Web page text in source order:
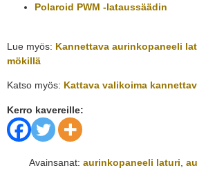
Polaroid PWM -lataussäädin
Lue myös: Kannettava aurinkopaneeli
mökillä
Katso myös: Kattava valikoima
Kerro kavereille:
Avainsanat: aurinkopaneeli laturi